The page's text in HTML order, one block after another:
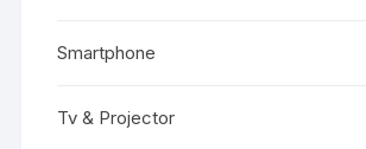
Smartphone
Tv & Projector